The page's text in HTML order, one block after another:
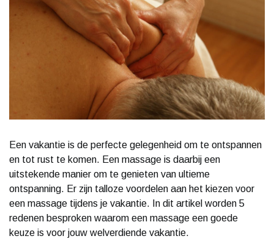
Een vakantie is de perfecte gelegenheid om te ontspannen
en tot rust te komen. Een massage is daarbij een
uitstekende manier om te genieten van ultieme
ontspanning. Er zijn talloze voordelen aan het kiezen voor
een massage tijdens je vakantie. In dit artikel worden 5
redenen besproken waarom een massage een goede
keuze is voor jouw welverdiende vakantie.